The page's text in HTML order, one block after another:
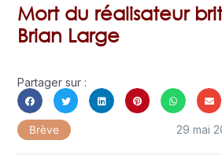
Mort du réalisateur
Brian Large
Partager sur :
Brève 29 mai